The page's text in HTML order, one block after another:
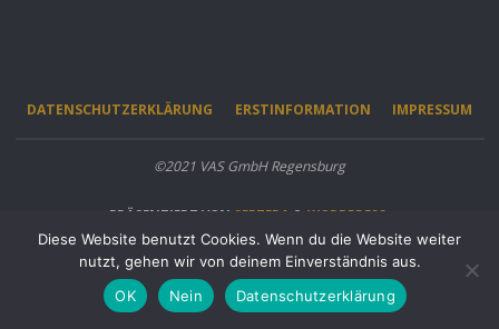
DATENSCHUTZERKLÄRUNG ERSTINFORMATION IMPRESSUM
©2021 VAS GmbH Regensburg
PRÄSENTIERT VON SEPTERA & WORDPRESS.
Diese Website benutzt Cookies. Wenn du die Website weiter
nutzt, gehen wir von deinem Einverständnis aus.
OK
Nein Datenschutzerklärung